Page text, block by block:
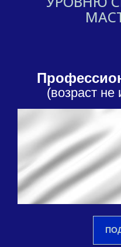
(возраст не